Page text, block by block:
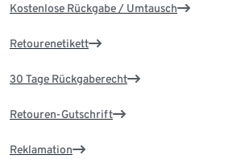
Kostenlose Rückgabe / Umtausch
Retourenetikett
30 Tage Rückgaberecht
Retouren-Gutschrift
Reklamation